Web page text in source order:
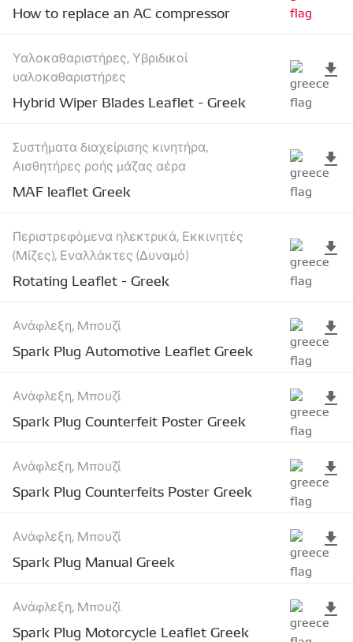
How to replace an AC compressor
Υαλοκαθαριστήρες, Υβριδικοί
υαλοκαθαριστήρες
Hybrid Wiper Blades Leaflet - Greek
Συστήματα διαχείρισης κινητήρα,
Αισθητήρες ροής μάζας αέρα
MAF leaflet Greek
Περιστρεφόμενα ηλεκτρικά, Εκκινητές
(Μίζες), Εναλλάκτες (Δυναμό)
Rotating Leaflet - Greek
Ανάφλεξη, Μπουζί
Spark Plug Automotive Leaflet Greek
Ανάφλεξη, Μπουζί
Spark Plug Counterfeit Poster Greek
Ανάφλεξη, Μπουζί
Spark Plug Counterfeits Poster Greek
Ανάφλεξη, Μπουζί
Spark Plug Manual Greek
Ανάφλεξη, Μπουζί
Spark Plug Motorcycle Leaflet Greek